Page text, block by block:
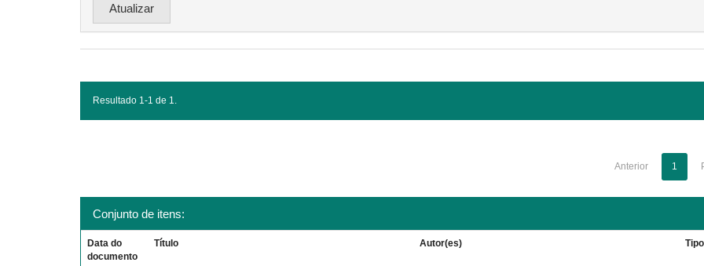
Resultado 1-1 de 1.
Anterior 1
Conjunto de itens:
Data do
documento
Título Autor(es) Tipo